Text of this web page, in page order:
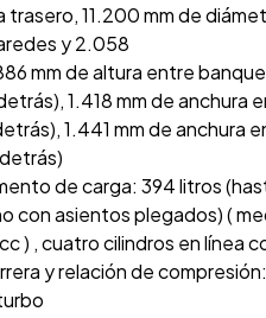
trasero, 11.200 mm de
y 2.058
mm de altura entre
1.418 mm de anchura
1.441 mm de anchura
de carga: 394 litros
con asientos plegados) (
) , cuatro cilindros en línea
y relación de